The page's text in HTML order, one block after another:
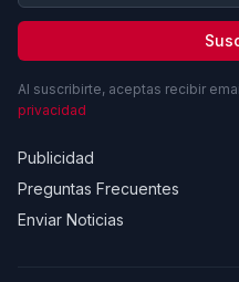
Al suscribirte, aceptas recibir
privacidad
Publicidad
Preguntas Frecuentes
Enviar Noticias